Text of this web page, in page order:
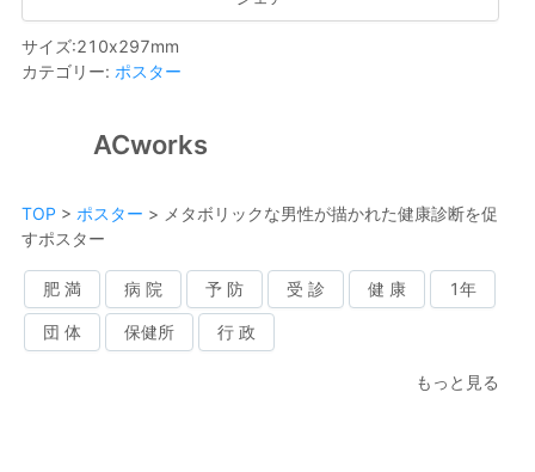
サイズ:210x297mm
カテゴリー: ポスター
ACworks
TOP > ポスター > メタボリックな男性が描かれた健康診断を促
すポスター
肥 満 病 院 予 防 受 診 健 康 1年
団 体 保健所 行 政
もっと見る